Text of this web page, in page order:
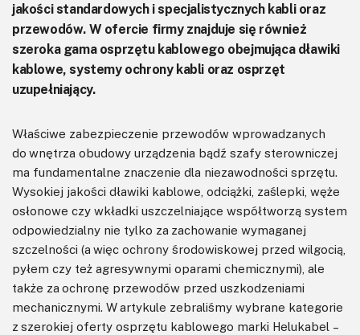
jakości standardowych i specjalistycznych kabli oraz
przewodów. W ofercie firmy znajduje się również
szeroka gama osprzętu kablowego obejmująca dławiki
kablowe, systemy ochrony kabli oraz osprzęt
uzupełniający.
Właściwe zabezpieczenie przewodów wprowadzanych
do wnętrza obudowy urządzenia bądź szafy sterowniczej
ma fundamentalne znaczenie dla niezawodności sprzętu.
Wysokiej jakości dławiki kablowe, odciążki, zaślepki, węże
osłonowe czy wkładki uszczelniające współtworzą system
odpowiedzialny nie tylko za zachowanie wymaganej
szczelności (a więc ochrony środowiskowej przed wilgocią,
pyłem czy też agresywnymi oparami chemicznymi), ale
także za ochronę przewodów przed uszkodzeniami
mechanicznymi. W artykule zebraliśmy wybrane kategorie
z szerokiej oferty osprzętu kablowego marki Helukabel –